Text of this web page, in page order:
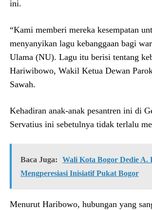
ini.
“Kami memberi mereka kesempatan
menyanyikan lagu kebanggaan bagi
Ulama (NU). Lagu itu berisi tentang
Hariwibowo, Wakil Ketua Dewan
Sawah.
Kehadiran anak-anak pesantren ini di
Servatius ini sebetulnya tidak terlalu
Baca Juga:
Wali Kota Bogor Dedie A.
Mengperesiasi Inisiatif Pukat Bogor
Menurut Haribowo, hubungan yang